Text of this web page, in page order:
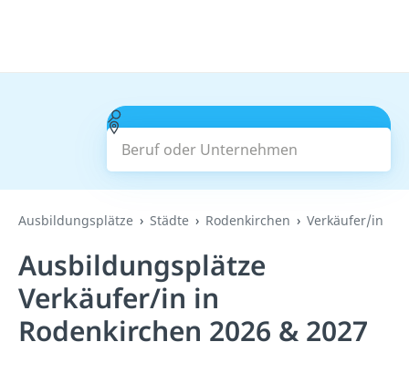
Beruf oder Unternehmen
Suchen
Ausbildungsplätze Städte Rodenkirchen Verkäufer/in
Ausbildungsplätze
Verkäufer/in in
Rodenkirchen 2026 & 2027